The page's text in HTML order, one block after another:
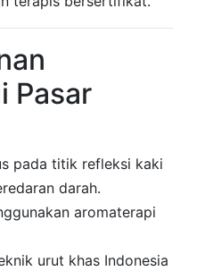
Pasar
pada titik refleksi kaki
darah.
aromaterapi
urut khas Indonesia